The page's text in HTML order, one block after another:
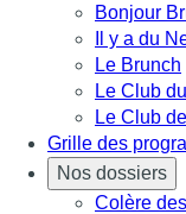
Bonjour
Il y a du
Le Brunch
Le Club
Le Club
Grille des
Nos dossiers
Colère